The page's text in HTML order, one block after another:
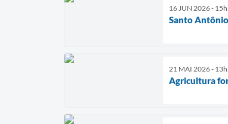
16 JUN 2026 -
Santo
21 MAI 2026 -
Agricultura